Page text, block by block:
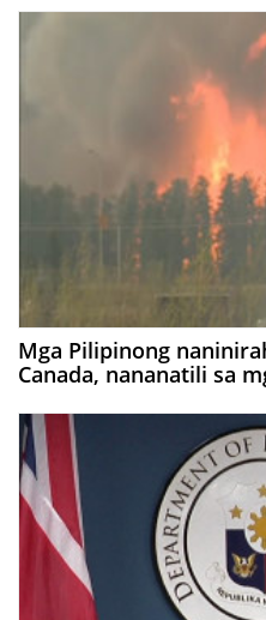
Mga Pilipinong
Canada, nananatili sa